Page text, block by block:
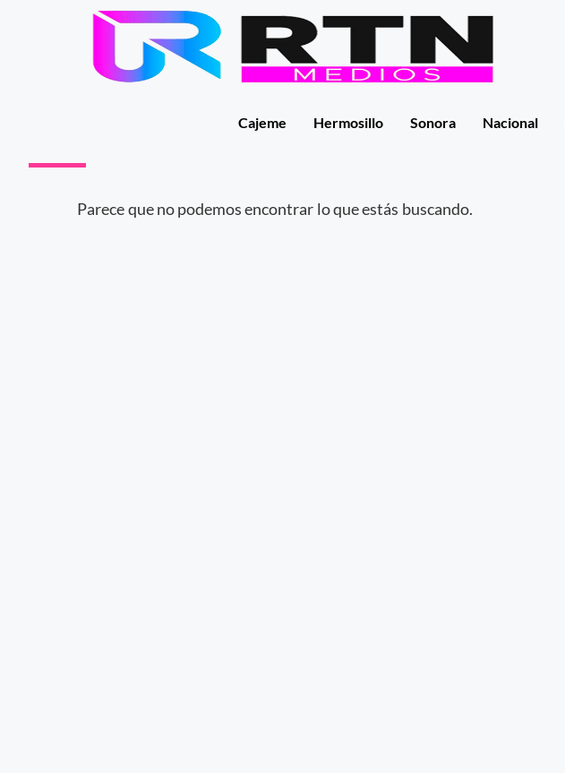
Cajeme Hermosillo Sonora Nacional
Parece que no podemos encontrar lo que estás buscando.